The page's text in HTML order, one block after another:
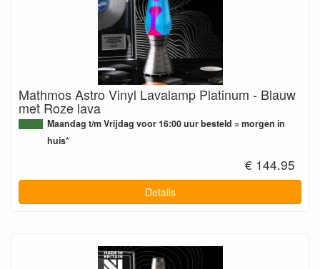
Mathmos Astro Vinyl Lavalamp Platinum - Blauw
met Roze lava
Maandag t/m Vrijdag voor 16:00 uur besteld = morgen in
huis*
€ 144.95
Details